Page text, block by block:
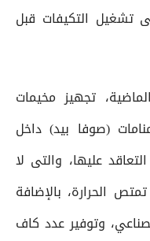
تشغيل التكيفات قبل
تجهيز مخيمات
(صوفا بيد) داخل
عليها، والتى لا
الحرارة، بالإضافة
وتوفير عدد كاف